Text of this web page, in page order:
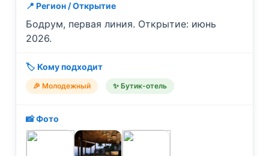
📍 Регион / Открытие
Бодрум, первая линия. Открытие: июнь
2026.
🏷️ Кому подходит
🎉 Молодежный ✨ Бутик-отель
📸 Фото